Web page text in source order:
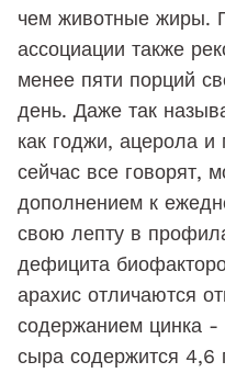
чем животные жиры.
ассоциации также
менее пяти порций
день. Даже так
как годжи, ацерола и
сейчас все говорят,
дополнением к
свою лепту в
дефицита
арахис отличаются
содержанием цинка -
сыра содержится 4,6